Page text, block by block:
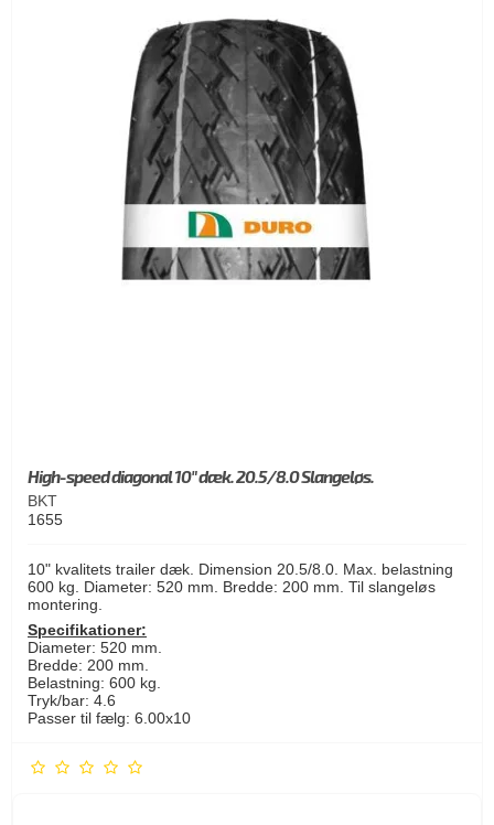
High-speed diagonal 10" dæk. 20.5/8.0 Slangeløs.
BKT
1655
10" kvalitets trailer dæk. Dimension 20.5/8.0. Max. belastning
600 kg. Diameter: 520 mm. Bredde: 200 mm. Til slangeløs
montering.
Specifikationer:
Diameter: 520 mm.
Bredde: 200 mm.
Belastning: 600 kg.
Tryk/bar: 4.6
Passer til fælg: 6.00x10